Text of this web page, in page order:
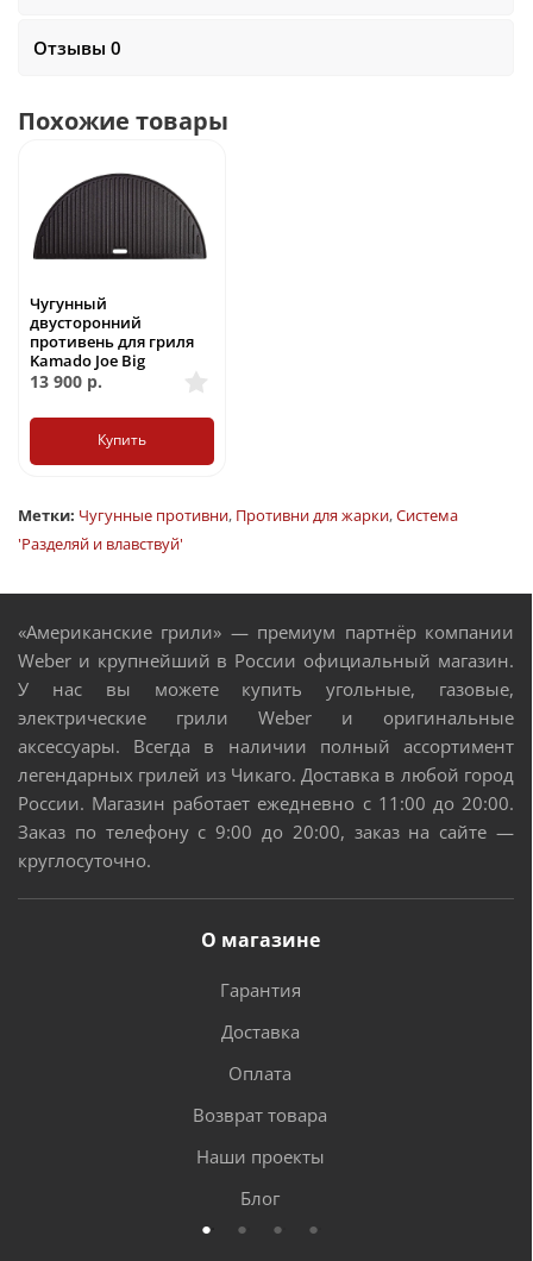
Отзывы 0
Похожие товары
Чугунный
двусторонний
противень для гриля
Kamado Joe Big
13 900 р.
Купить
Метки: Чугунные противни, Противни для жарки,Система
'Разделяй и влавствуй'
«Американские грили» — премиум партнёр компании
Weber и крупнейший в России официальный магазин.
У нас вы можете купить угольные, газовые,
электрические грили Weber и оригинальные
аксессуары. Всегда в наличии полный ассортимент
легендарных грилей из Чикаго. Доставка в любой город
России. Магазин работает ежедневно с 11:00 до 20:00.
Заказ по телефону с 9:00 до 20:00, заказ на сайте —
круглосуточно.
О магазине
Гарантия
Доставка
Оплата
Возврат товара
Наши проекты
Блог